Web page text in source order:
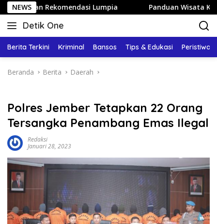
Langsung
ke
konten
NEWS
Rekomendasi Lumpia Panduan Wisata Keluarga ke
Detik One
Tajam
Fakta
Berita Terkini Kriminal Bansos Tips & Edukasi Peristiwa
Beranda Berita Daerah
Polres Jember Tetapkan 22 Orang
Tersangka Penambang Emas Ilegal
Redaksi
Januari 28, 2023